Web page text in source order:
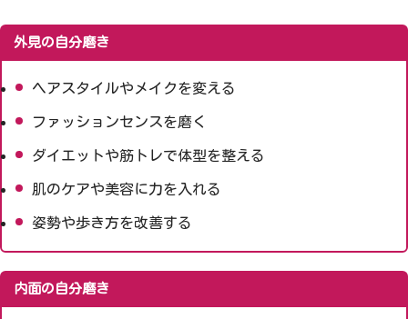
外見の自分磨き
ヘアスタイルやメイクを変える
ファッションセンスを磨く
ダイエットや筋トレで体型を整える
肌のケアや美容に力を入れる
姿勢や歩き方を改善する
内面の自分磨き